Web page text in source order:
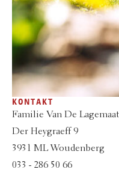
KONTAKT
Familie Van De Lagemaat
Der Heygraeff 9
3931 ML Woudenberg
033 - 286 50 66